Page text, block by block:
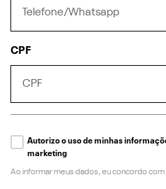
CPF
Autorizo o uso de minhas
marketing
Ao informar meus dados, eu concordo com